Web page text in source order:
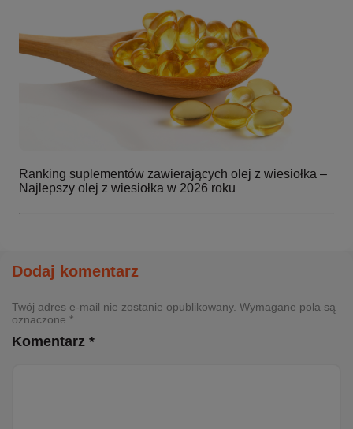
Ranking suplementów zawierających olej z wiesiołka –
Najlepszy olej z wiesiołka w 2026 roku
Dodaj komentarz
Twój adres e-mail nie zostanie opublikowany. Wymagane pola są
oznaczone *
Komentarz *